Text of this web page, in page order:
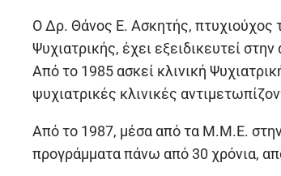
O Δρ. Θάνος Ε. Ασκητής, πτυχιούχος
Ψυχιατρικής, έχει εξειδικευτεί
Από το 1985 ασκεί κλινική
ψυχιατρικές κλινικές
Από το 1987, μέσα από τα Μ.Μ.Ε. στην
προγράμματα πάνω από 30 χρόνια,